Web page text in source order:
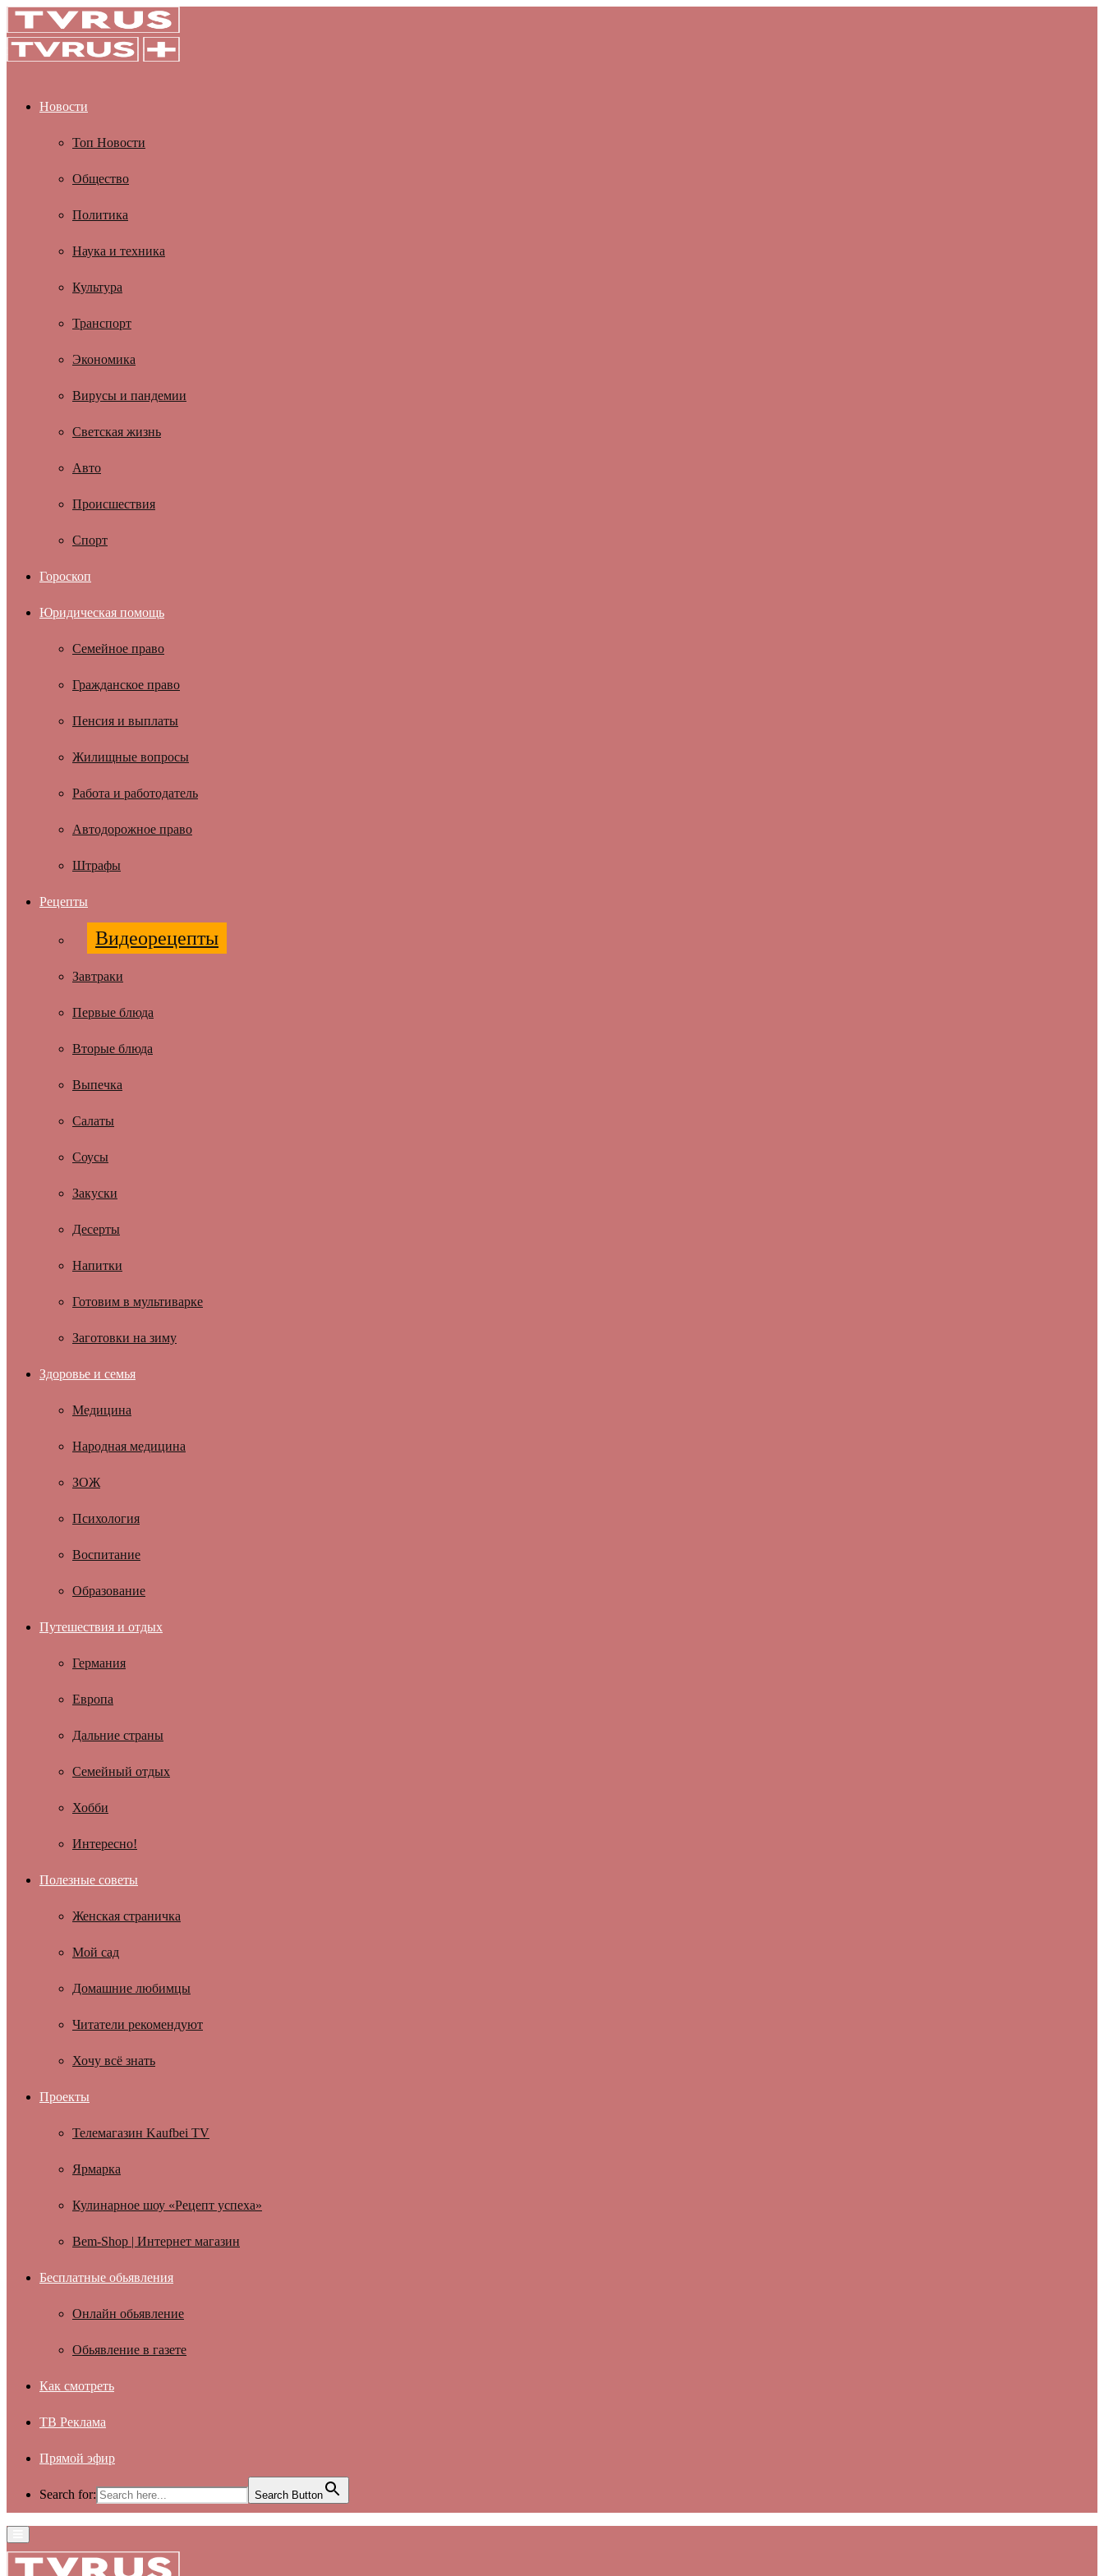
Новости
Топ Новости
Общество
Политика
Наука и техника
Культура
Транспорт
Экономика
Вирусы и пандемии
Светская жизнь
Авто
Происшествия
Спорт
Гороскоп
Юридическая помощь
Семейное право
Гражданское право
Пенсия и выплаты
Жилищные вопросы
Работа и работодатель
Автодорожное право
Штрафы
Рецепты
Видеорецепты
Завтраки
Первые блюда
Вторые блюда
Выпечка
Салаты
Соусы
Закуски
Десерты
Напитки
Готовим в мультиварке
Заготовки на зиму
Здоровье и семья
Медицина
Народная медицина
ЗОЖ
Психология
Воспитание
Образование
Путешествия и отдых
Германия
Европа
Дальние страны
Семейный отдых
Хобби
Интересно!
Полезные советы
Женская страничка
Мой сад
Домашние любимцы
Читатели рекомендуют
Хочу всё знать
Проекты
Телемагазин Kaufbei TV
Ярмарка
Кулинарное шоу «Рецепт успеха»
Bem-Shop | Интернет магазин
Бесплатные обьявления
Онлайн обьявление
Обьявление в газете
Как смотреть
ТВ Реклама
Прямой эфир
Search for: Search Button
Menu